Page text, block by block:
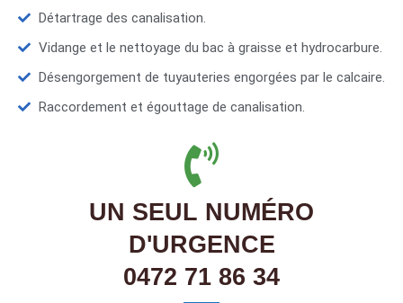
Détartrage des canalisation.
Vidange et le nettoyage du bac à graisse et hydrocarbure.
Désengorgement de tuyauteries engorgées par le calcaire.
Raccordement et égouttage de canalisation.
UN SEUL NUMÉRO
D'URGENCE
0472 71 86 34